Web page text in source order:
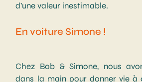
d’une valeur inestimable.
En voiture Simone !
Chez Bob & Simone, nous
dans la main pour donner vie à